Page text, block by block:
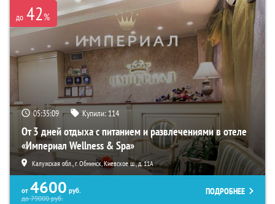
до 42%
05:35:08 Купили:114
От 3 дней отдыха с питанием и развлечениями в отеле
«Империал Wellness & Spa»
Калужская обл., г. Обнинск, Киевское ш., д. 11А
от 4600 руб.
до79000руб.
ПОДРОБНЕЕ